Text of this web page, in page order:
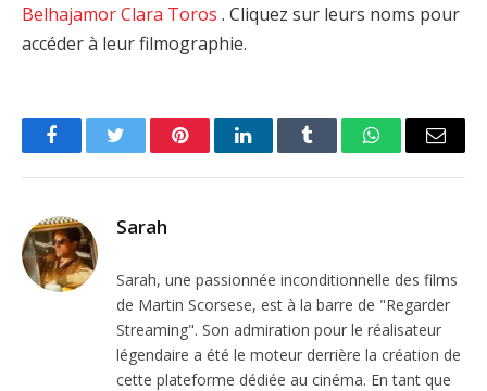
BelhajamorClara Toros . Cliquez sur leurs noms pour
accéder à leur filmographie.
FacebookTwitter PinterestLinkedInTumblr WhatsAppEmail
Sarah
Sarah, une passionnée inconditionnelle des films
de Martin Scorsese, est à la barre de "Regarder
Streaming". Son admiration pour le réalisateur
légendaire a été le moteur derrière la création de
cette plateforme dédiée au cinéma. En tant que